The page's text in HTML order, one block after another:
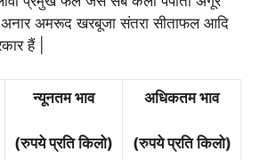
अमरूद खरबूजा संतरा सीताफल आदि
हैं |
न्यूनतम भाव
(रुपये प्रति किलो)
अधिकतम भाव
(रुपये प्रति किलो)